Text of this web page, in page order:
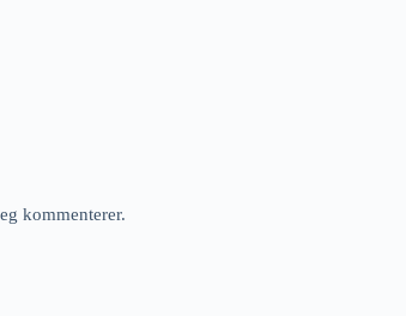
kommenterer.